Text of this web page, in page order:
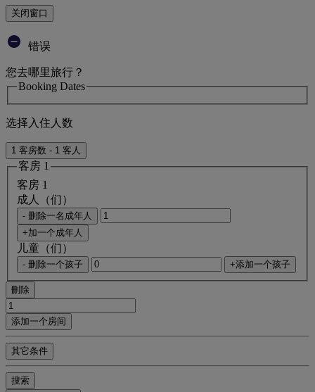
关闭窗口
错误
您去哪里旅行？
Booking Dates
选择入住人数
1 客房数 - 1 客人
客房 1
客房 1
成人（们）
- 删除一名成年人
+加一个成年人
儿童（们）
- 删除一个孩子 +添加一个孩子
刪除
添加一个房间
其它条件
搜索